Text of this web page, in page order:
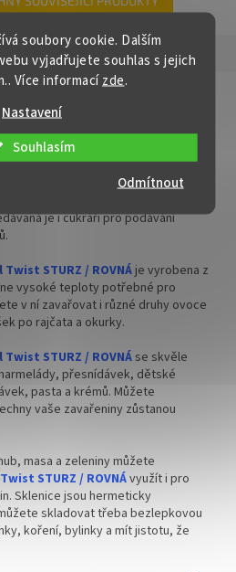
soubory cookie. Dalším
vyjadřujete souhlas s jejich
Více informacízde.
Nastavení
Odmítnout
Souhlasím
otevření sklenice
✅ Různé varianty víček TO 82
objednejte ZDE
✅ Pro výhodnější cenu kupte
celý karton
✅ Víčka skladem a ihned k
na něj dopravu ZDARMA!
ml STURZ / ROVNÁ
235ml Twist STURZje ideální na
při spotřebě celé vyklopit. Tuto
je i cukráři pro podávání
Twist STURZ / ROVNÁ je vyrobena z
vysoké teploty potřebné pro
v ní zavařovat i různé druhy ovoce
po rajčata a okurky.
Twist STURZ / ROVNÁ se skvěle
přesnídávek, dětské
pasta a krémů. Můžete
vaše zavařeniny zůstanou
masa a zeleniny můžete
STURZ / ROVNÁvyužít i pro
Sklenice jsou hermeticky
skladovat třeba bezlepkovou
koření, bylinky a mít jistotu, že